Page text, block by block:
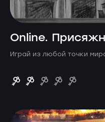
Online.
Играй из любой точки